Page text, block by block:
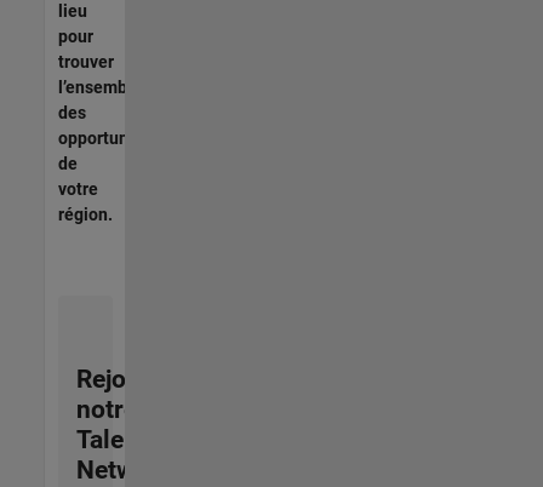
lieu
pour
trouver
l’ensemble
des
opportunités
de
votre
région.
Rejoignez
notre
Talent
Network